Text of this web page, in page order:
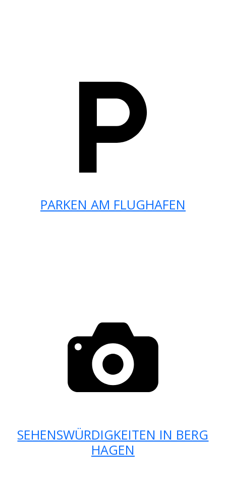
PARKEN AM FLUGHAFEN
SEHENSWÜRDIGKEITEN IN BERG
HAGEN